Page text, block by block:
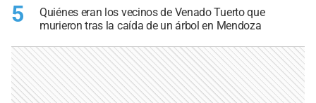
5
Quiénes eran los vecinos de Venado Tuerto que
murieron tras la caída de un árbol en Mendoza